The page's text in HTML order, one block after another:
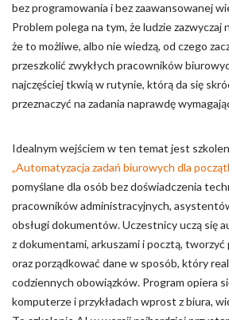
bez programowania i bez zaawansowanej
Problem polega na tym, że ludzie zazwyczaj
że to możliwe, albo nie wiedzą, od czego
przeszkolić zwykłych pracowników
najczęściej tkwią w rutynie, którą da się
przeznaczyć na zadania naprawdę
Idealnym wejściem w ten temat jest
„Automatyzacja zadań biurowych dla
pomyślane dla osób bez doświadczenia
pracowników administracyjnych,
obsługi dokumentów. Uczestnicy uczą się
z dokumentami, arkuszami i pocztą,
oraz porządkować dane w sposób, który
codziennych obowiązków. Program opiera
komputerze i przykładach wprost z biura,